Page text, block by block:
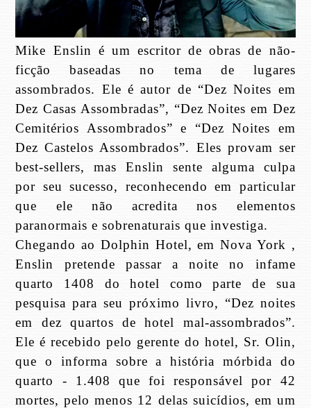
Mike Enslin é um escritor de obras de não-
ficção baseadas no tema de lugares
assombrados. Ele é autor de “Dez Noites em
Dez Casas Assombradas”, “Dez Noites em Dez
Cemitérios Assombrados” e “Dez Noites em
Dez Castelos Assombrados”. Eles provam ser
best-sellers, mas Enslin sente alguma culpa
por seu sucesso, reconhecendo em particular
que ele não acredita nos elementos
paranormais e sobrenaturais que investiga.
Chegando ao Dolphin Hotel, em Nova York ,
Enslin pretende passar a noite no infame
quarto 1408 do hotel como parte de sua
pesquisa para seu próximo livro, “Dez noites
em dez quartos de hotel mal-assombrados”.
Ele é recebido pelo gerente do hotel, Sr. Olin,
que o informa sobre a história mórbida do
quarto - 1.408 que foi responsável por 42
mortes, pelo menos 12 delas suicídios, em um